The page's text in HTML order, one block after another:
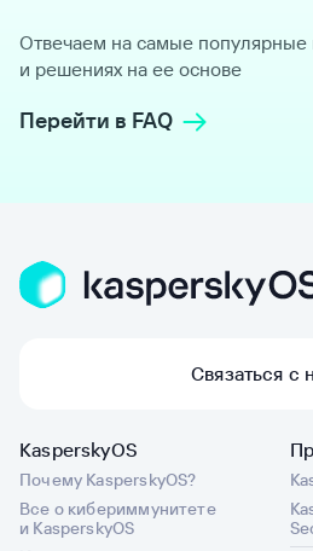
Отвечаем на самые популярные
и решениях на ее основе
Перейти в FAQ
Связаться с
KasperskyOS
Почему KasperskyOS?
Все о кибериммунитете
и KasperskyOS